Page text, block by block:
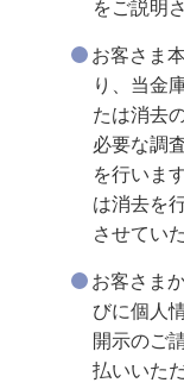
をご説明
お客さま
り、当金
たは消去
必要な調
を行いま
は消去を
させてい
お客さま
びに個人
開示のご
払いいた